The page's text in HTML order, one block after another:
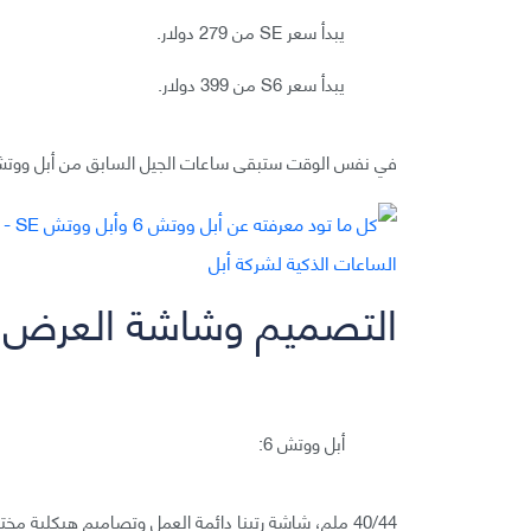
يبدأ سعر SE من 279 دولار.
يبدأ سعر S6 من 399 دولار.
في نفس الوقت ستبقى ساعات الجيل السابق من أبل ووتش 3 موجودة في الأسواق بسعر 199 دولار في الولايات
التصميم وشاشة العرض
أبل ووتش 6:
40/44 ملم، شاشة رتينا دائمة العمل وتصاميم هيكلية مختلفة.